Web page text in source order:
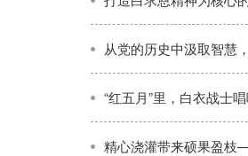
“红五月”里，白衣战士